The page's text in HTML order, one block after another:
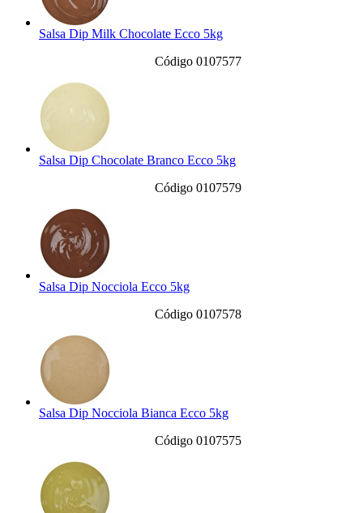
Salsa Dip Milk Chocolate Ecco 5kg
Código 0107577
Salsa Dip Chocolate Branco Ecco 5kg
Código 0107579
Salsa Dip Nocciola Ecco 5kg
Código 0107578
Salsa Dip Nocciola Bianca Ecco 5kg
Código 0107575